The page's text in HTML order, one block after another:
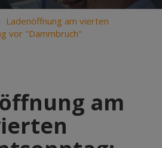
Ladenöffnung am vierten
vor "Dammbruch"
am